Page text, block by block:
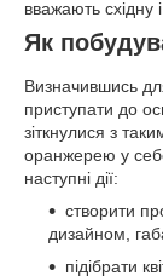
вважають східну
Як
Визначившись
приступати до
зіткнулися з
оранжерею у
наступні дії:
створити
дизайном,
підібрати